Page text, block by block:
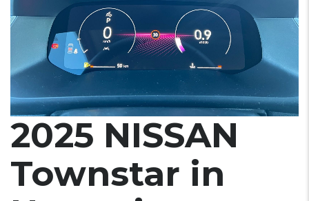
2025 NISSAN
Townstar in